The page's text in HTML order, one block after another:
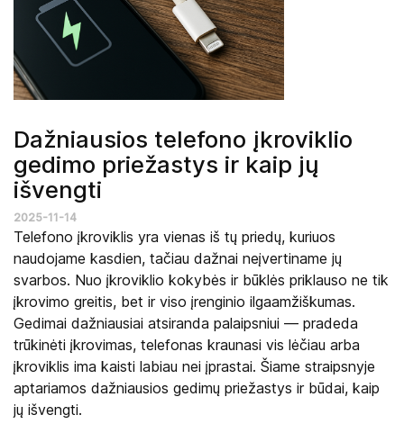
Dažniausios telefono įkroviklio
gedimo priežastys ir kaip jų
išvengti
2025-11-14
Telefono įkroviklis yra vienas iš tų priedų, kuriuos
naudojame kasdien, tačiau dažnai neįvertiname jų
svarbos. Nuo įkroviklio kokybės ir būklės priklauso ne tik
įkrovimo greitis, bet ir viso įrenginio ilgaamžiškumas.
Gedimai dažniausiai atsiranda palaipsniui — pradeda
trūkinėti įkrovimas, telefonas kraunasi vis lėčiau arba
įkroviklis ima kaisti labiau nei įprastai. Šiame straipsnyje
aptariamos dažniausios gedimų priežastys ir būdai, kaip
jų išvengti.